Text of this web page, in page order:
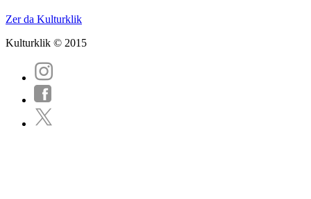
Zer da Kulturklik
Kulturklik © 2015